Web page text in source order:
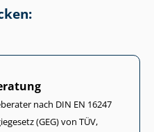
nach DIN EN 16247
(GEG) von TÜV,